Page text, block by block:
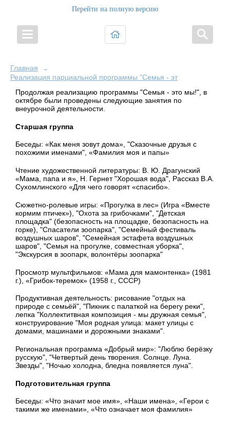
Перейти на полную версию
Главная →
Реализация парциальной программы "Семья - это Мы!"
Продолжая реализацию программы "Семья - это мы!", в
октябре были проведены следующие занятия по
внеурочной деятельности.
Старшая группа
Беседы: «Как меня зовут дома», "Сказочные друзья с
похожими именами", «Фамилия моя и папы»
Чтение художественной литературы: В. Ю. Драгунский
«Мама, папа и я», Н. Гернет "Хорошая вода", Рассказ В.А.
Сухомлинского «Для чего говорят «спасибо».
Сюжетно-ролевые игры: «Прогулка в лес» (Игра «Вместе
кормим птичек»), "Охота за грибочками", "Детская
площадка" (безопасность на площадке, безопасность на
горке), "Спасатели зоопарка", "Семейный фестиваль
воздушных шаров", "Семейная эстафета воздушных
шаров", "Семья на прогулке, совместная уборка",
"Экскурсия в зоопарк, волонтёры зоопарка"
Просмотр мультфильмов: «Мама для мамонтенка» (1981
г.), «Грибок-теремок» (1958 г., СССР)
Продуктивная деятельность: рисование "отдых на
природе с семьёй", "Пикник с палаткой на берегу реки",
лепка "Коллектитвная композиция - мы дружная семья",
конструирование "Моя родная улица: макет улицы с
домами, машинами и дорожными знаками".
Региональная программа «Добрый мир»: "Люблю берёзку
русскую", "Четвертый день творения. Солнце. Луна.
Звезды", "Ночью холодна, бледна появляется луна".
Подготовительная группа
Беседы: «Что значит мое имя», «Наши имена», «Герои с
такими же именами», «Что означает моя фамилия»